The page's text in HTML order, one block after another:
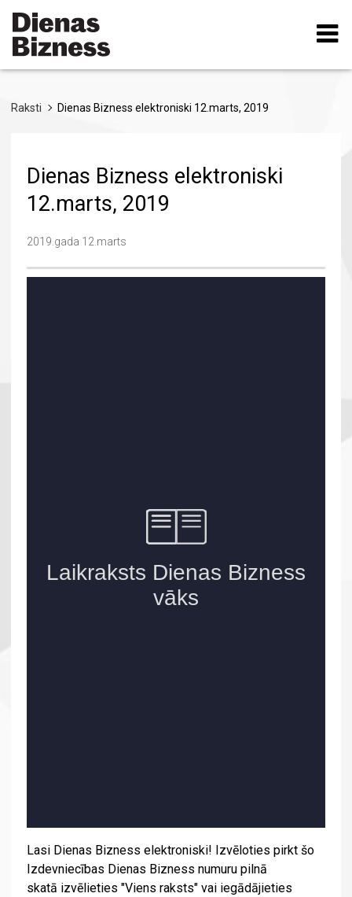
Pārlekt
uz
galveno
saturu
Raksti Dienas Bizness elektroniski 12.marts, 2019
Dienas Bizness elektroniski
12.marts, 2019
2019.gada 12.marts
Lasi Dienas Bizness elektroniski! Izvēloties pirkt šo
Izdevniecības Dienas Bizness numuru pilnā
skatā izvēlieties "Viens raksts" vai iegādājieties